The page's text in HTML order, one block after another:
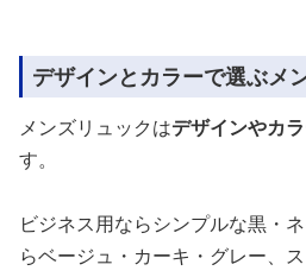
デザインとカラーで選ぶメ
メンズリュックはデザインやカ
す。
ビジネス用ならシンプルな黒・
らベージュ・カーキ・グレー、